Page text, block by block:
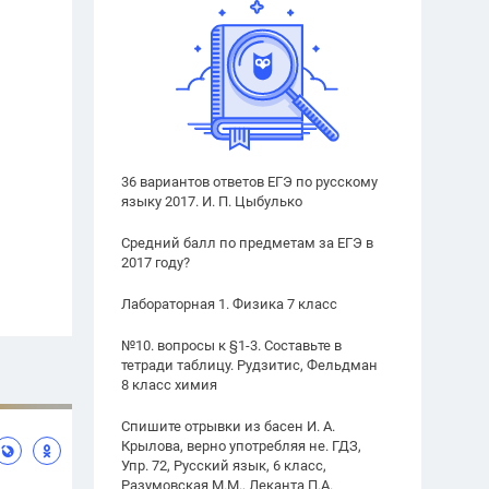
36 вариантов ответов ЕГЭ по русскому
языку 2017. И. П. Цыбулько
Средний балл по предметам за ЕГЭ в
2017 году?
Лабораторная 1. Физика 7 класс
№10. вопросы к §1-3. Составьте в
тетради таблицу. Рудзитис, Фельдман
8 класс химия
Спишите отрывки из басен И. А.
Крылова, верно употребляя не. ГДЗ,
Упр. 72, Русский язык, 6 класс,
Разумовская М.М., Леканта П.А.